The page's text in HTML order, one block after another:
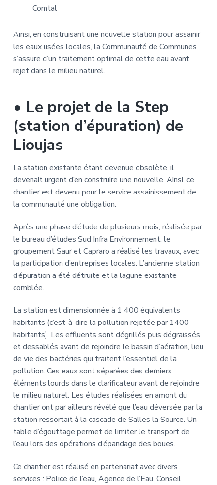
Comtal
Ainsi, en construisant une nouvelle station pour assainir
les eaux usées locales, la Communauté de Communes
s’assure d’un traitement optimal de cette eau avant
rejet dans le milieu naturel.
• Le projet de la Step
(station d’épuration) de
Lioujas
La station existante étant devenue obsolète, il
devenait urgent d’en construire une nouvelle. Ainsi, ce
chantier est devenu pour le service assainissement de
la communauté une obligation.
Après une phase d’étude de plusieurs mois, réalisée par
le bureau d’études Sud Infra Environnement, le
groupement Saur et Capraro a réalisé les travaux, avec
la participation d’entreprises locales. L’ancienne station
d’épuration a été détruite et la lagune existante
comblée.
La station est dimensionnée à 1 400 équivalents
habitants (c’est-à-dire la pollution rejetée par 1400
habitants). Les effluents sont dégrillés puis dégraissés
et dessablés avant de rejoindre le bassin d’aération, lieu
de vie des bactéries qui traitent l’essentiel de la
pollution. Ces eaux sont séparées des derniers
éléments lourds dans le clarificateur avant de rejoindre
le milieu naturel. Les études réalisées en amont du
chantier ont par ailleurs révélé que l’eau déversée par la
station ressortait à la cascade de Salles la Source. Un
table d’égouttage permet de limiter le transport de
l’eau lors des opérations d’épandage des boues.
Ce chantier est réalisé en partenariat avec divers
services : Police de l’eau, Agence de l’Eau, Conseil